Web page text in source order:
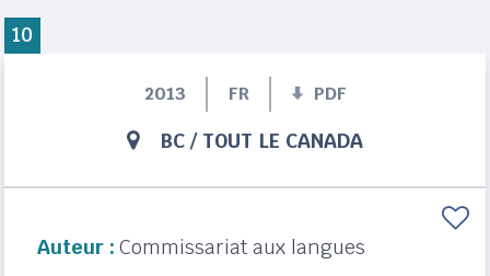
2013 FR PDF
BC / TOUT LE CANADA
Auteur : Commissariat aux langues
10